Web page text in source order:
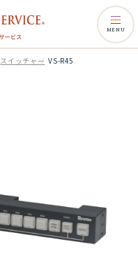
MENU
スイッチャー VS-R45